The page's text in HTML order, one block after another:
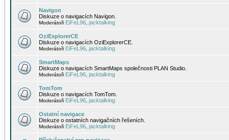
Navigon
Diskuze o navigacích Navigon.
Moderátoři EiFeL96 jacktalking
OziExplorerCE
Diskuze o navigacích OziExplorerCE.
Moderátoři EiFeL96 jacktalking
SmartMaps
Diskuze o navigacích SmartMaps společnosti PLAN Studio.
Moderátoři EiFeL96 jacktalking
TomTom
Diskuze o navigacích TomTom.
Moderátoři EiFeL96 jacktalking
Ostatní navigace
Diskuze o ostatních navigačních řešeních.
Moderátoři EiFeL96 jacktalking